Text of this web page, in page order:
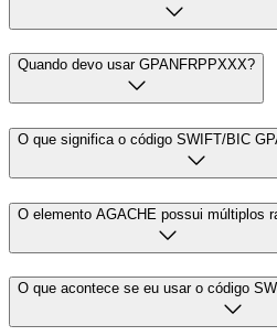
Quando devo usar GPANFRPPXXX?
O que significa o código SWIFT/BIC
O elemento AGACHE possui múltiplos
O que acontece se eu usar o código